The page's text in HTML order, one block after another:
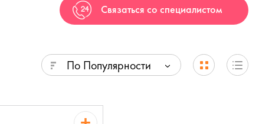
Связаться со специалистом
По Популярности